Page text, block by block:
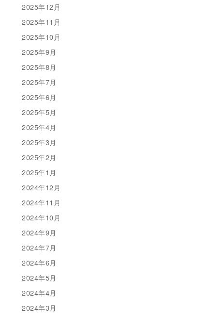
2025年12月
2025年11月
2025年10月
2025年9月
2025年8月
2025年7月
2025年6月
2025年5月
2025年4月
2025年3月
2025年2月
2025年1月
2024年12月
2024年11月
2024年10月
2024年9月
2024年7月
2024年6月
2024年5月
2024年4月
2024年3月